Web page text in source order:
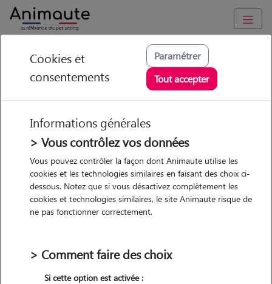
Animaute Bretagne Concarneau
Magali - Petsitter à
CONCARNEAU
• 56 ans
Garde
chez le Pet Sitter
Cookies et
consentements
Paramétrer
Tout accepter
Informations générales
> Vous contrôlez vos données
Vous pouvez contrôler la façon dont Animaute utilise les
cookies et les technologies similaires en faisant des choix ci-
dessous. Notez que si vous désactivez complètement les
cookies et technologies similaires, le site Animaute risque de
ne pas fonctionner correctement.
> Comment faire des choix
Si cette option est activée :